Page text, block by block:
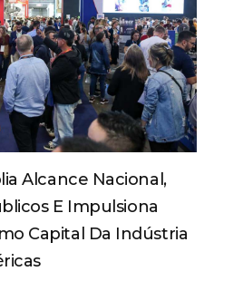
Alcance Nacional,
E Impulsiona
Capital Da Indústria